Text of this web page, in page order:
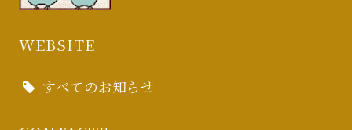
WEBSITE
すべてのお知らせ